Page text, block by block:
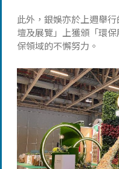
此外，銀娛亦於上週舉
壇及展覽」上獲頒「環
保領域的不懈努力。